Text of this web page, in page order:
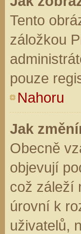
Tento
záložkou
pouze
Nahoru
Jak
Obecně
objevují
což záleží
úrovní k
uživatelů,